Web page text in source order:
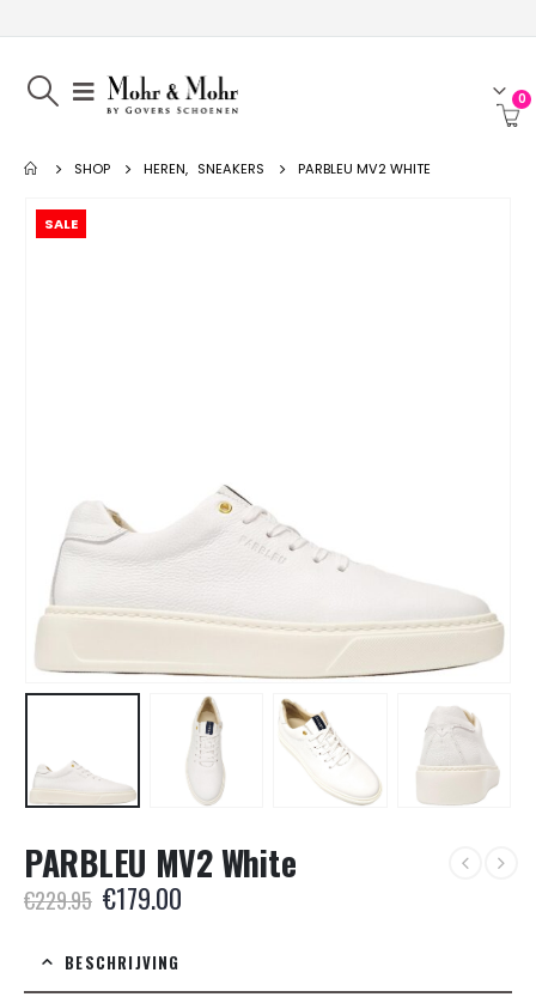
0
SHOP HEREN, SNEAKERS PARBLEU MV2 WHITE
SALE
PARBLEU MV2 White
€229.95 Oorspronkelijke
prijs
was:
€229.95.
€179.00Huidige
BESCHRIJVING